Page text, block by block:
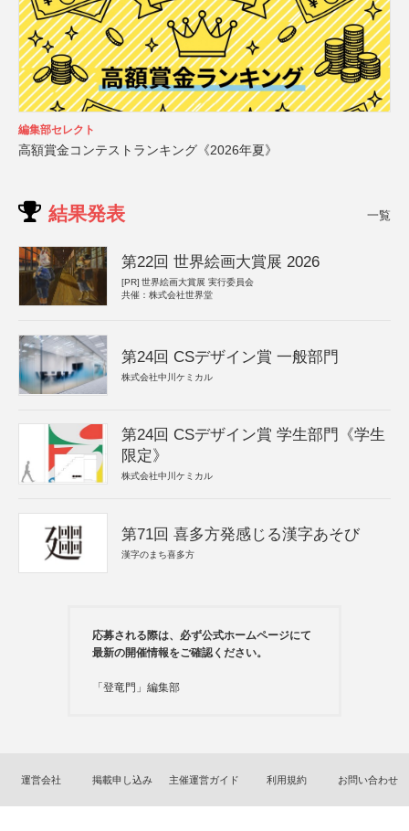
編集部セレクト
高額賞金コンテストランキング《2026年夏》
結果発表 一覧
第22回 世界絵画大賞展 2026
[PR] 世界絵画大賞展 実行委員会
共催：株式会社世界堂
第24回 CSデザイン賞 一般部門
株式会社中川ケミカル
第24回 CSデザイン賞 学生部門《学生
限定》
株式会社中川ケミカル
第71回 喜多方発感じる漢字あそび
漢字のまち喜多方
応募される際は、必ず公式ホームページにて
最新の開催情報をご確認ください。
「登竜門」編集部
運営会社 掲載申し込み 主催運営ガイド 利用規約 お問い合わせ